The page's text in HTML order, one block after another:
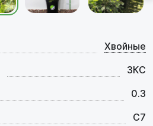
Хвойные
ЗКС
0.3
C7